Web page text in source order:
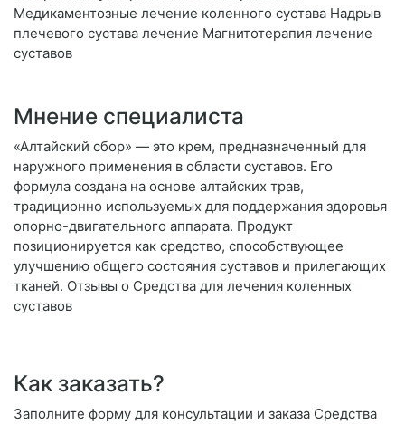
Медикаментозные лечение коленного сустава Надрыв
плечевого сустава лечение Магнитотерапия лечение
суставов
Мнение специалиста
«Алтайский сбор» — это крем, предназначенный для
наружного применения в области суставов. Его
формула создана на основе алтайских трав,
традиционно используемых для поддержания здоровья
опорно-двигательного аппарата. Продукт
позиционируется как средство, способствующее
улучшению общего состояния суставов и прилегающих
тканей. Отзывы о Средства для лечения коленных
суставов
Как заказать?
Заполните форму для консультации и заказа Средства